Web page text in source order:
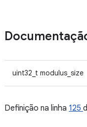
uint32_t modulus_size
Definição na linha 125